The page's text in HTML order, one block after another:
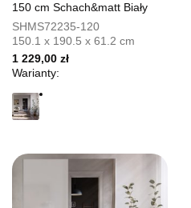
150 cm Schach&matt Biały
SHMS72235-120
150.1 x 190.5 x 61.2 cm
1 229,00 zł
Warianty: